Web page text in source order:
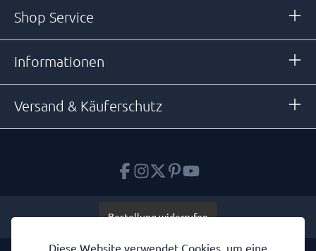
Shop Service
Informationen
Versand & Käuferschutz
Bestellung widerrufen
Diese Website verwendet Cookies, um eine